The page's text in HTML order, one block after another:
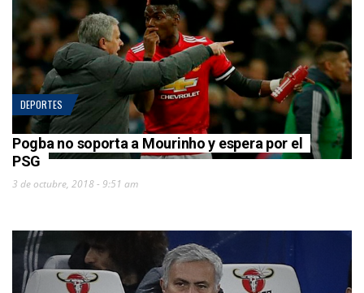
DEPORTES
Pogba no soporta a Mourinho y espera por el
PSG
3 de octubre, 2018 - 9:51 am